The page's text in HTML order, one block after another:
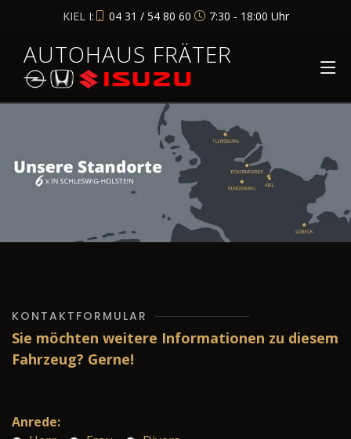
KIEL I: 04 31 / 54 80 60 7:30 - 18:00 Uhr
AUTOHAUS FRÄTER
KONTAKTFORMULAR
Sie möchten weitere Informationen zu diesem
Fahrzeug? Gerne!
Anrede: